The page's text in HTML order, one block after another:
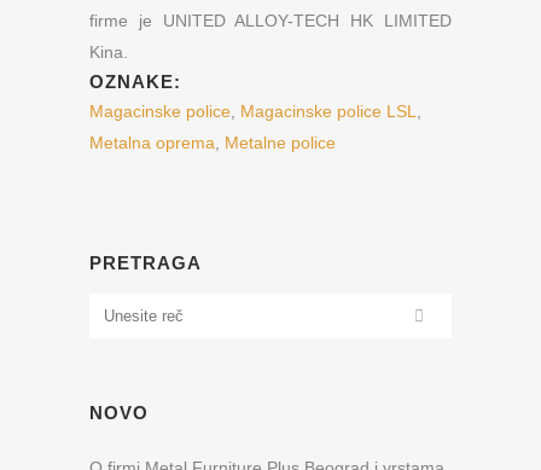
firme je UNITED ALLOY-TECH HK LIMITED
Kina.
OZNAKE:
Magacinske police Magacinske police LSL
Metalna oprema
Metalne police
PRETRAGA
NOVO